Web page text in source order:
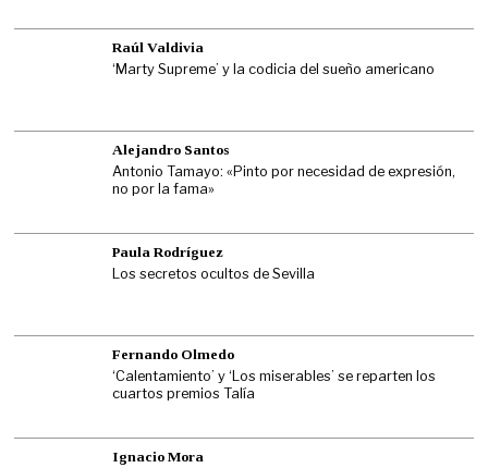
Raúl Valdivia
‘Marty Supreme’ y la codicia del sueño americano
Alejandro Santos
Antonio Tamayo: «Pinto por necesidad de expresión,
no por la fama»
Paula Rodríguez
Los secretos ocultos de Sevilla
Fernando Olmedo
‘Calentamiento’ y ‘Los miserables’ se reparten los
cuartos premios Talía
Ignacio Mora